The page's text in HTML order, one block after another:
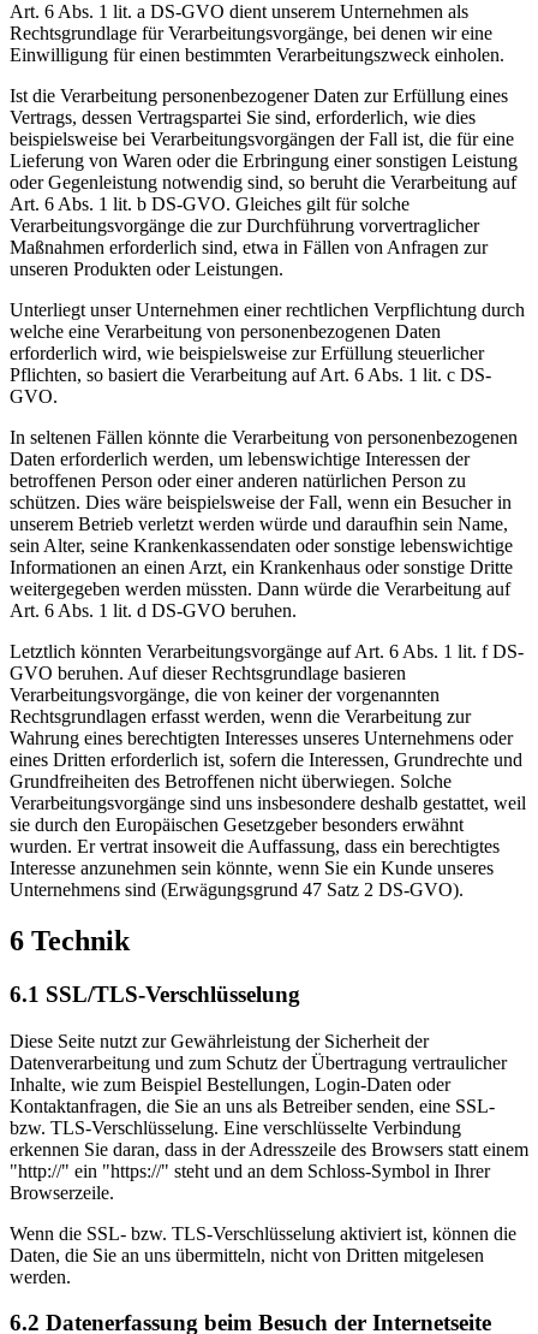
Art. 6 Abs. 1 lit. a DS-GVO dient unserem Unternehmen als
Rechtsgrundlage für Verarbeitungsvorgänge, bei denen wir eine
Einwilligung für einen bestimmten Verarbeitungszweck einholen.
Ist die Verarbeitung personenbezogener Daten zur Erfüllung eines
Vertrags, dessen Vertragspartei Sie sind, erforderlich, wie dies
beispielsweise bei Verarbeitungsvorgängen der Fall ist, die für eine
Lieferung von Waren oder die Erbringung einer sonstigen Leistung
oder Gegenleistung notwendig sind, so beruht die Verarbeitung auf
Art. 6 Abs. 1 lit. b DS-GVO. Gleiches gilt für solche
Verarbeitungsvorgänge die zur Durchführung vorvertraglicher
Maßnahmen erforderlich sind, etwa in Fällen von Anfragen zur
unseren Produkten oder Leistungen.
Unterliegt unser Unternehmen einer rechtlichen Verpflichtung durch
welche eine Verarbeitung von personenbezogenen Daten
erforderlich wird, wie beispielsweise zur Erfüllung steuerlicher
Pflichten, so basiert die Verarbeitung auf Art. 6 Abs. 1 lit. c DS-
GVO.
In seltenen Fällen könnte die Verarbeitung von personenbezogenen
Daten erforderlich werden, um lebenswichtige Interessen der
betroffenen Person oder einer anderen natürlichen Person zu
schützen. Dies wäre beispielsweise der Fall, wenn ein Besucher in
unserem Betrieb verletzt werden würde und daraufhin sein Name,
sein Alter, seine Krankenkassendaten oder sonstige lebenswichtige
Informationen an einen Arzt, ein Krankenhaus oder sonstige Dritte
weitergegeben werden müssten. Dann würde die Verarbeitung auf
Art. 6 Abs. 1 lit. d DS-GVO beruhen.
Letztlich könnten Verarbeitungsvorgänge auf Art. 6 Abs. 1 lit. f DS-
GVO beruhen. Auf dieser Rechtsgrundlage basieren
Verarbeitungsvorgänge, die von keiner der vorgenannten
Rechtsgrundlagen erfasst werden, wenn die Verarbeitung zur
Wahrung eines berechtigten Interesses unseres Unternehmens oder
eines Dritten erforderlich ist, sofern die Interessen, Grundrechte und
Grundfreiheiten des Betroffenen nicht überwiegen. Solche
Verarbeitungsvorgänge sind uns insbesondere deshalb gestattet, weil
sie durch den Europäischen Gesetzgeber besonders erwähnt
wurden. Er vertrat insoweit die Auffassung, dass ein berechtigtes
Interesse anzunehmen sein könnte, wenn Sie ein Kunde unseres
Unternehmens sind (Erwägungsgrund 47 Satz 2 DS-GVO).
6 Technik
6.1 SSL/TLS-Verschlüsselung
Diese Seite nutzt zur Gewährleistung der Sicherheit der
Datenverarbeitung und zum Schutz der Übertragung vertraulicher
Inhalte, wie zum Beispiel Bestellungen, Login-Daten oder
Kontaktanfragen, die Sie an uns als Betreiber senden, eine SSL-
bzw. TLS-Verschlüsselung. Eine verschlüsselte Verbindung
erkennen Sie daran, dass in der Adresszeile des Browsers statt einem
"http://" ein "https://" steht und an dem Schloss-Symbol in Ihrer
Browserzeile.
Wenn die SSL- bzw. TLS-Verschlüsselung aktiviert ist, können die
Daten, die Sie an uns übermitteln, nicht von Dritten mitgelesen
werden.
6.2 Datenerfassung beim Besuch der Internetseite